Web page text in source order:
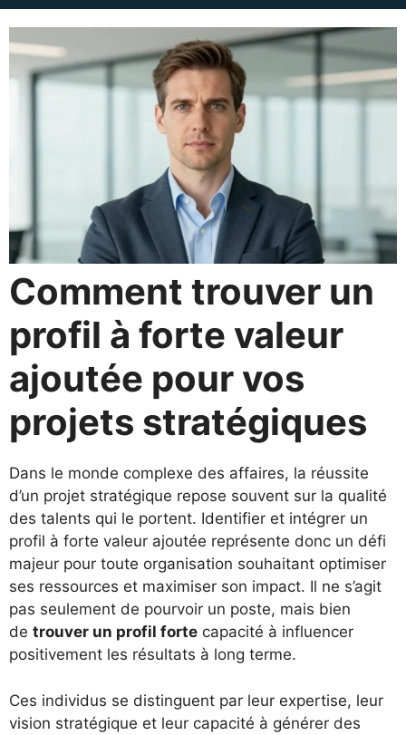
Comment trouver un
profil à forte valeur
ajoutée pour vos
projets stratégiques
Dans le monde complexe des affaires, la réussite
d’un projet stratégique repose souvent sur la qualité
des talents qui le portent. Identifier et intégrer un
profil à forte valeur ajoutée représente donc un défi
majeur pour toute organisation souhaitant optimiser
ses ressources et maximiser son impact. Il ne s’agit
pas seulement de pourvoir un poste, mais bien
de trouver un profil forte capacité à influencer
positivement les résultats à long terme.
Ces individus se distinguent par leur expertise, leur
vision stratégique et leur capacité à générer des